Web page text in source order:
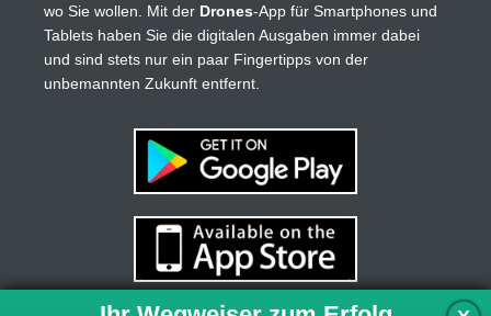
wo Sie wollen. Mit der Drones-App für Smartphones und
Tablets haben Sie die digitalen Ausgaben immer dabei
und sind stets nur ein paar Fingertipps von der
unbemannten Zukunft entfernt.